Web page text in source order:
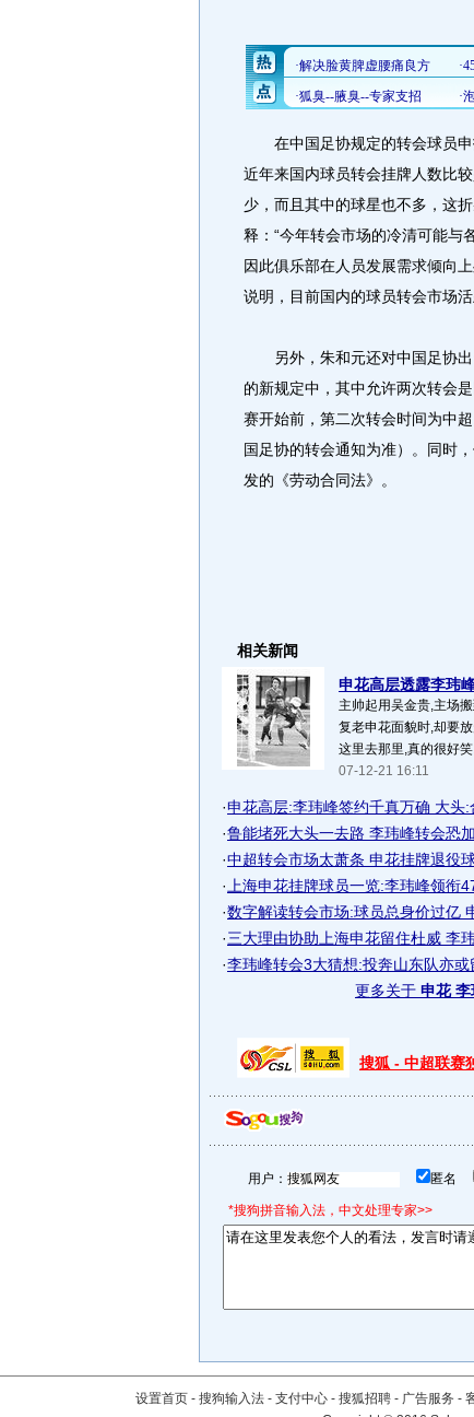
在中国足协规定的转会球员申
近年来国内球员转会挂牌人数比
少，而且其中的球星也不多，这
释：“今年转会市场的冷清可能与
因此俱乐部在人员发展需求倾向
说明，目前国内的球员转会市场
另外，朱和元还对中国足协出
的新规定中，其中允许两次转会
赛开始前，第二次转会时间为中
国足协的转会通知为准）。同时
发的《劳动合同法》。
相关新闻
申花高层透露李玮
主帅起用吴金贵,主场
复老申花面貌时,却要
这里去那里,真的很好
07-12-21 16:11
·申花高层:李玮峰签约千真万确 大头:
·鲁能堵死大头一去路 李玮峰转会恐加
·中超转会市场太萧条 申花挂牌退役球
· 上海申花挂牌球员一览:李玮峰领衔
·数字解读转会市场:球员总身价过亿
·三大理由协助上海申花留住杜威 李玮
·李玮峰转会3大猜想:投奔山东队亦或
更多关于 申花
搜狐 - 中超联赛
用户： 匿名
*搜狗拼音输入法，中文处理专家>>
设置首页 - 搜狗输入法 - 支付中心 - 搜狐招聘 - 广告服务 -